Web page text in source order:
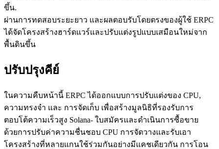
ขึ้น.
ผ่านการทดสอบระยะยาว และผลตอบรับโดยตรงของผู้ใช้ ERPC
ได้จัดโครงสร้างฮาร์ดแวร์และปรับแต่งรูปแบบเสมือนใหม่จาก
พื้นดินขึ้น
ปรับปรุงคีย์
ในความคืบหน้านี้ ERPC ได้ออกแบบการปรับแต่งของ CPU,
ความทรงจํา และ การจัดเก็บ เพื่อสร้างมูลนิธิที่รองรับการ
ตอบโต้ความเร็วสูง Solana- ใบสมัครและดําเนินการซื้อขาย
ด้วยการปรับค่าความชื่นชอบ CPU การจัดวางและรับเอา
โครงสร้างที่หลายแกนใช้ร่วมกันอย่างมีแคชเดียวกัน การโอน